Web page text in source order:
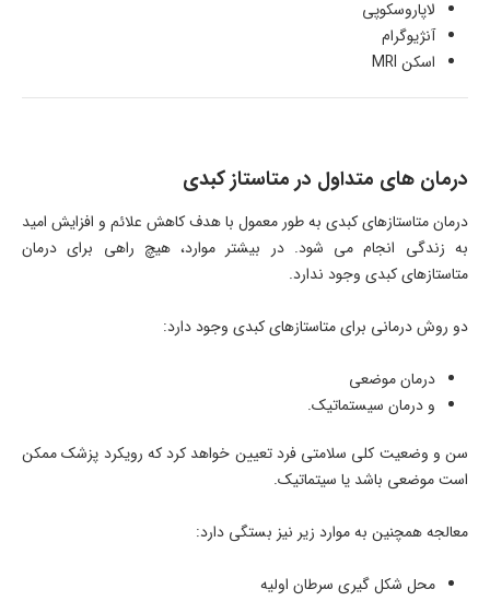
لاپاروسکوپی
آنژیوگرام
اسکن MRI
درمان های متداول در متاستاز کبدی
درمان متاستازهای کبدی به طور معمول با هدف کاهش علائم و افزایش امید
به زندگی انجام می شود. در بیشتر موارد، هیچ راهی برای درمان
متاستازهای کبدی وجود ندارد.
دو روش درمانی برای متاستازهای کبدی وجود دارد:
درمان موضعی
و درمان سیستماتیک.
سن و وضعیت کلی سلامتی فرد تعیین خواهد کرد که رویکرد پزشک ممکن
است موضعی باشد یا سیتماتیک.
معالجه همچنین به موارد زیر نیز بستگی دارد:
محل شکل گیری سرطان اولیه